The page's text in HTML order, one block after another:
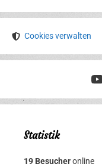
Cookies verwalten
Statistik
19 Besucheronline